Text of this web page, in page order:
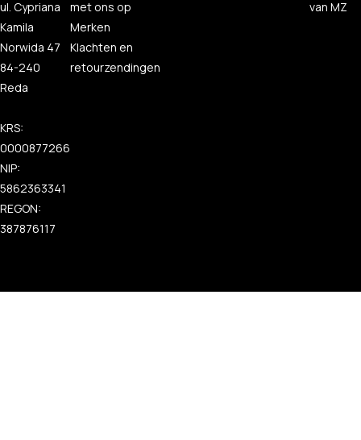
ul. Cypriana
Kamila
Norwida 47
84-240
Reda
KRS:
0000877266
NIP:
5862363341
REGON:
387876117
met ons op
Merken
Klachten en
retourzendingen
van MZ